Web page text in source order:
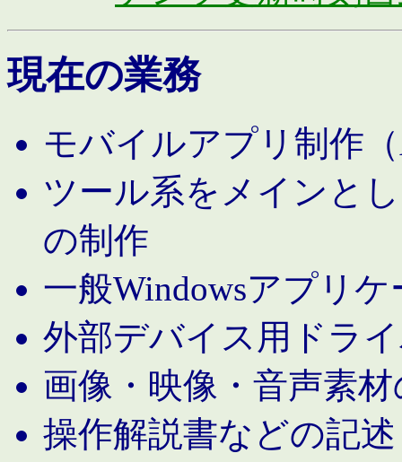
現在の業務
モバイルアプリ制作
ツール系をメインと
の制作
一般Windowsアプリ
外部デバイス用ドラ
画像・映像・音声素
操作解説書などの記